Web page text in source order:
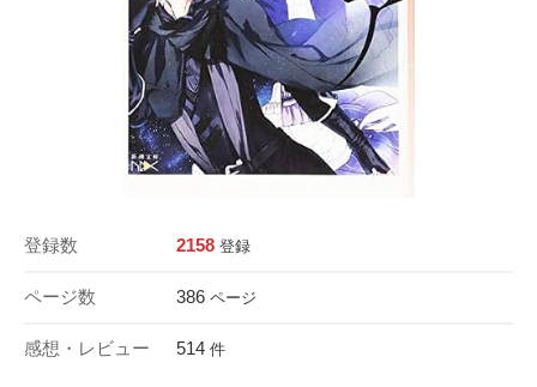
登録数 2158 登録
ページ数 386 ページ
感想・レビュー 514 件